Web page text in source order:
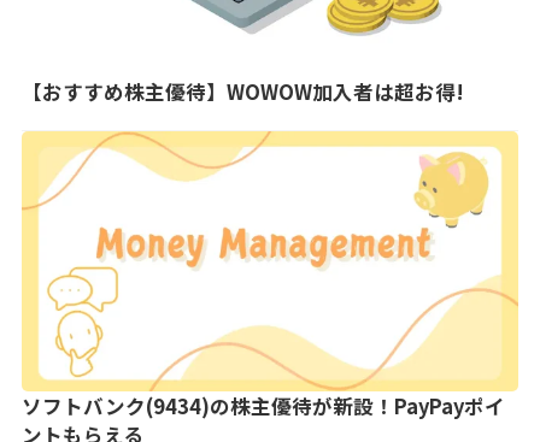
【おすすめ株主優待】WOWOW加入者は超お得!
ソフトバンク(9434)の株主優待が新設！PayPayポイ
ントもらえる